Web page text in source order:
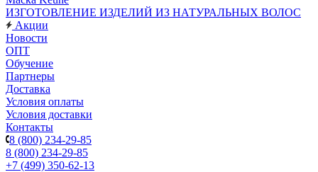
ИЗГОТОВЛЕНИЕ ИЗДЕЛИЙ ИЗ НАТУРАЛЬНЫХ ВОЛОС
Акции
Новости
ОПТ
Обучение
Партнеры
Доставка
Условия оплаты
Условия доставки
Контакты
8 (800) 234-29-85
8 (800) 234-29-85
+7 (499) 350-62-13